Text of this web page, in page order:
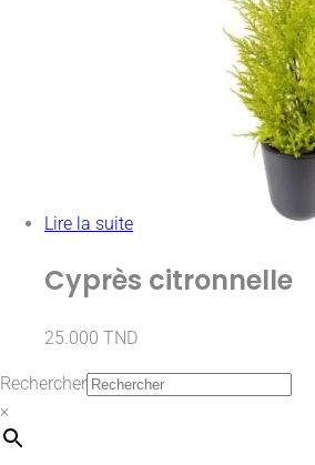
Lire la suite
Cyprès citronnelle
25.000 TND
Rechercher
×